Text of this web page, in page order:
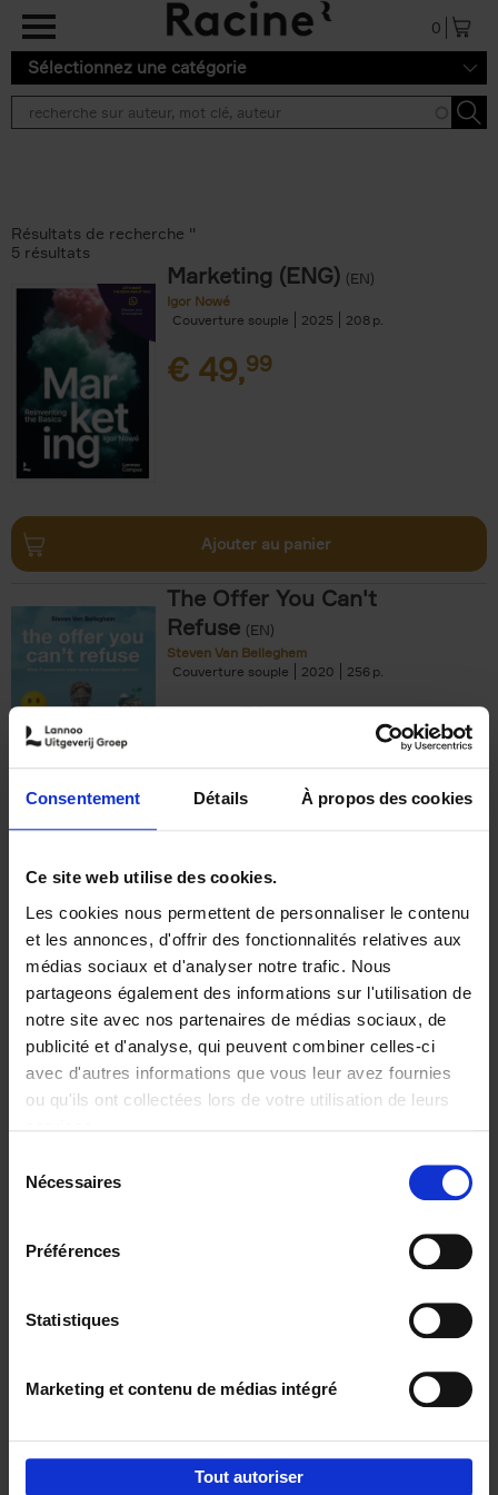
Consentement Détails À propos des cookies
Ce site web utilise des cookies.
Les cookies nous permettent de personnaliser le contenu
et les annonces, d'offrir des fonctionnalités relatives aux
médias sociaux et d'analyser notre trafic. Nous
partageons également des informations sur l'utilisation de
notre site avec nos partenaires de médias sociaux, de
publicité et d'analyse, qui peuvent combiner celles-ci
avec d'autres informations que vous leur avez fournies
ou qu'ils ont collectées lors de votre utilisation de leurs
Nécessaires
Préférences
Statistiques
Marketing et contenu de médias intégré
Tout autoriser
Aller au contenu principal
0
Sélectionnez une catégorie
Résultats de recherche ''
5 résultats
Marketing (ENG) (EN)
Igor Nowé
Couverture souple
2025 208
€ 49,99
Ajouter au panier
The Offer You Can't
Refuse (EN)
Steven Van Belleghem
Couverture souple
2020 256
€37,50
Building Bonds = Building
Business
Jochen Roef Jozefien De Feyter
Carolien Boom
Couverture souple
2025 200
€29,99
Digital marketing like a PRO -
completely revised edition (EN)